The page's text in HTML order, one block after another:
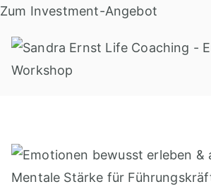
Zum
springen
Zum Investment-Angebot